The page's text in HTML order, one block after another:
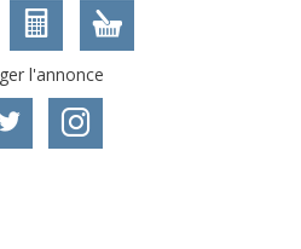
l'annonce